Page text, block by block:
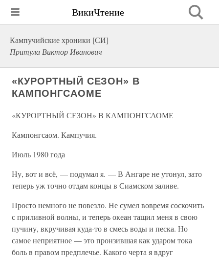
ВикиЧтение
Кампучийские хроники [СИ]
Притула Виктор Иванович
«КУРОРТНЫЙ СЕЗОН» В
КАМПОНГСАОМЕ
«КУРОРТНЫЙ СЕЗОН» В КАМПОНГСАОМЕ
Кампонгсаом. Кампучия.
Июль 1980 года
Ну, вот и всё, — подумал я. — В Ангаре не утонул, зато
теперь уж точно отдам концы в Сиамском заливе.
Просто немного не повезло. Не сумел вовремя соскочить
с приливной волны, и теперь океан тащил меня в свою
пучину, вкручивая куда-то в смесь воды и песка. Но
самое неприятное — это пронзившая как ударом тока
боль в правом предплечье. Какого черта я вдруг